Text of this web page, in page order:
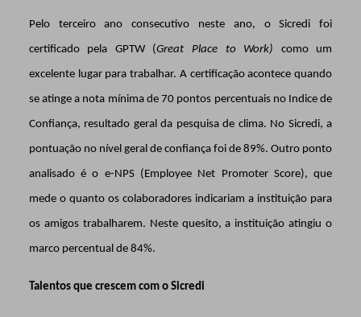
Pelo terceiro ano consecutivo neste ano, o Sicredi foi
certificado pela GPTW (Great Place to Work) como um
excelente lugar para trabalhar. A certificação acontece quando
se atinge a nota mínima de 70 pontos percentuais no Indice de
Confiança, resultado geral da pesquisa de clima. No Sicredi, a
pontuação no nível geral de confiança foi de 89%. Outro ponto
analisado é o e-NPS (Employee Net Promoter Score), que
mede o quanto os colaboradores indicariam a instituição para
os amigos trabalharem. Neste quesito, a instituição atingiu o
marco percentual de 84%.
Talentos que crescem com o Sicredi